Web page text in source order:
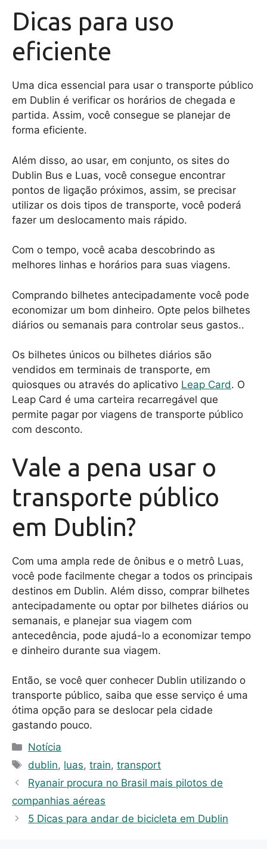
Dicas para uso
eficiente
Uma dica essencial para usar o transporte público
em Dublin é verificar os horários de chegada e
partida. Assim, você consegue se planejar de
forma eficiente.
Além disso, ao usar, em conjunto, os sites do
Dublin Bus e Luas, você consegue encontrar
pontos de ligação próximos, assim, se precisar
utilizar os dois tipos de transporte, você poderá
fazer um deslocamento mais rápido.
Com o tempo, você acaba descobrindo as
melhores linhas e horários para suas viagens.
Comprando bilhetes antecipadamente você pode
economizar um bom dinheiro. Opte pelos bilhetes
diários ou semanais para controlar seus gastos..
Os bilhetes únicos ou bilhetes diários são
vendidos em terminais de transporte, em
quiosques ou através do aplicativo Leap Card. O
Leap Card é uma carteira recarregável que
permite pagar por viagens de transporte público
com desconto.
Vale a pena usar o
transporte público
em Dublin?
Com uma ampla rede de ônibus e o metrô Luas,
você pode facilmente chegar a todos os principais
destinos em Dublin. Além disso, comprar bilhetes
antecipadamente ou optar por bilhetes diários ou
semanais, e planejar sua viagem com
antecedência, pode ajudá-lo a economizar tempo
e dinheiro durante sua viagem.
Então, se você quer conhecer Dublin utilizando o
transporte público, saiba que esse serviço é uma
ótima opção para se deslocar pela cidade
gastando pouco.
C
a
e
g
o
Notícia
T
a
s
dublin, luas,train,transport
Ryanair procura no Brasil mais pilotos de
companhias aéreas
5 Dicas para andar de bicicleta em Dublin